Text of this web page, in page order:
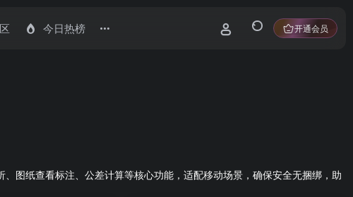
今日热榜 开通会员
图纸查看标注、公差计算等核心功能，适配移动场景，确保安全无捆绑，助